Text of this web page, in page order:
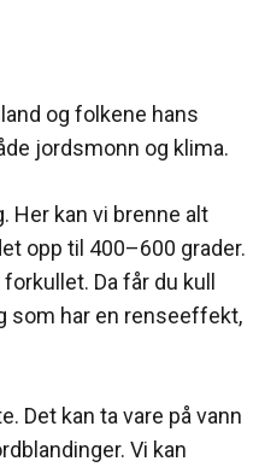
og folkene hans
jordsmonn og klima.
Her kan vi brenne alt
opp til 400–600 grader.
Da får du kull
som har en renseeffekt,
Det kan ta vare på vann
Vi kan